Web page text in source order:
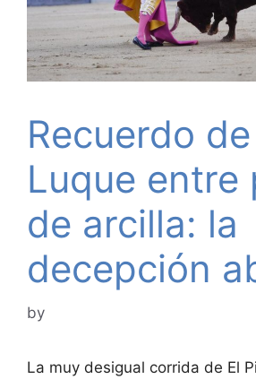
Recuerdo
Luque entre
de arcilla: la
decepción
by
La muy desigual corrida de El